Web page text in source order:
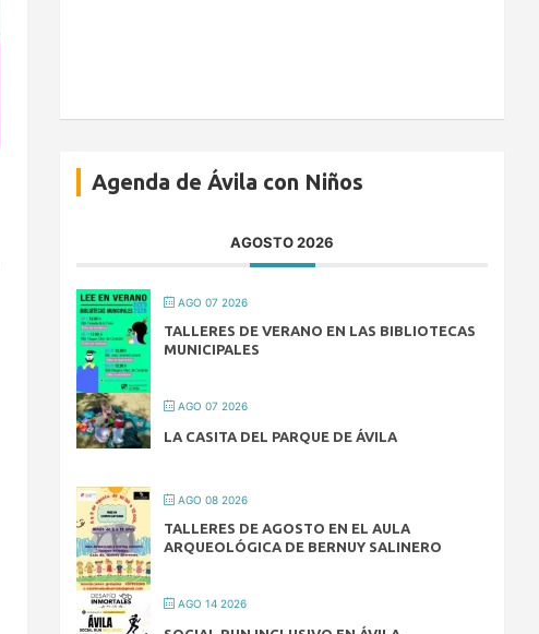
Agenda de Ávila con Niños
AGOSTO 2026
AGO 07 2026
TALLERES DE VERANO EN LAS BIBLIOTECAS
MUNICIPALES
AGO 07 2026
LA CASITA DEL PARQUE DE ÁVILA
AGO 08 2026
TALLERES DE AGOSTO EN EL AULA
ARQUEOLÓGICA DE BERNUY SALINERO
AGO 14 2026